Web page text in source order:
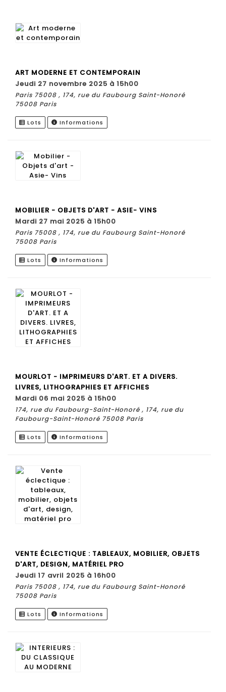
ART MODERNE ET CONTEMPORAIN
jeudi 27 novembre 2025 à 15h00
Paris 75008 , 174, rue du Faubourg Saint-Honoré
75008 Paris
Lots Informations
MOBILIER - OBJETS D'ART - ASIE- VINS
mardi 27 mai 2025 à 15h00
Paris 75008 , 174, rue du Faubourg Saint-Honoré
75008 Paris
Lots Informations
MOURLOT - IMPRIMEURS D'ART. ET A DIVERS.
LIVRES, LITHOGRAPHIES ET AFFICHES
mardi 06 mai 2025 à 15h00
174, rue du Faubourg-Saint-Honoré , 174, rue du
Faubourg-Saint-Honoré 75008 Paris
Lots Informations
VENTE ÉCLECTIQUE : TABLEAUX, MOBILIER, OBJETS
D'ART, DESIGN, MATÉRIEL PRO
jeudi 17 avril 2025 à 16h00
Paris 75008 , 174, rue du Faubourg Saint-Honoré
75008 Paris
Lots Informations